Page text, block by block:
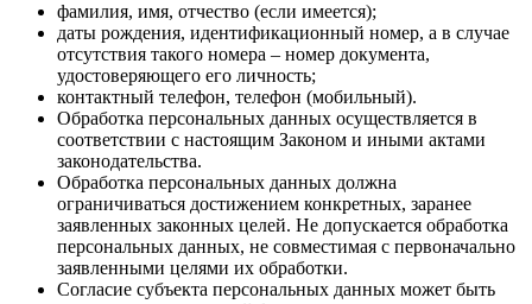
фамилия, имя, отчество (если имеется);
даты рождения, идентификационный номер, а в случае
отсутствия такого номера – номер документа,
удостоверяющего его личность;
контактный телефон, телефон (мобильный).
Обработка персональных данных осуществляется в
соответствии с настоящим Законом и иными актами
законодательства.
Обработка персональных данных должна
ограничиваться достижением конкретных, заранее
заявленных законных целей. Не допускается обработка
персональных данных, не совместимая с первоначально
заявленными целями их обработки.
Согласие субъекта персональных данных может быть